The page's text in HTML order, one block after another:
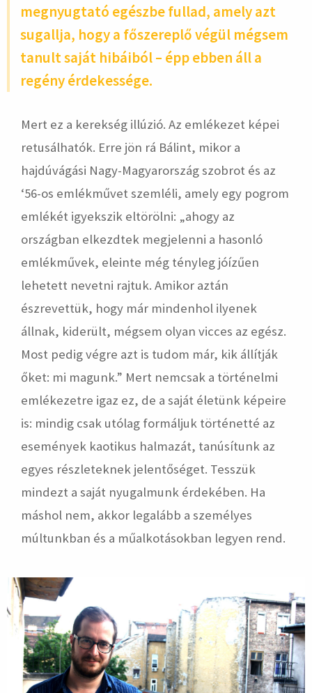
megnyugtató egészbe fullad, amely azt
sugallja, hogy a főszereplő végül mégsem
tanult saját hibáiból – épp ebben áll a
regény érdekessége.
Mert ez a kerekség illúzió. Az emlékezet képei
retusálhatók. Erre jön rá Bálint, mikor a
hajdúvágási Nagy-Magyarország szobrot és az
‘56-os emlékművet szemléli, amely egy pogrom
emlékét igyekszik eltörölni: „ahogy az
országban elkezdtek megjelenni a hasonló
emlékművek, eleinte még tényleg jóízűen
lehetett nevetni rajtuk. Amikor aztán
észrevettük, hogy már mindenhol ilyenek
állnak, kiderült, mégsem olyan vicces az egész.
Most pedig végre azt is tudom már, kik állítják
őket: mi magunk.” Mert nemcsak a történelmi
emlékezetre igaz ez, de a saját életünk képeire
is: mindig csak utólag formáljuk történetté az
események kaotikus halmazát, tanúsítunk az
egyes részleteknek jelentőséget. Tesszük
mindezt a saját nyugalmunk érdekében. Ha
máshol nem, akkor legalább a személyes
múltunkban és a műalkotásokban legyen rend.